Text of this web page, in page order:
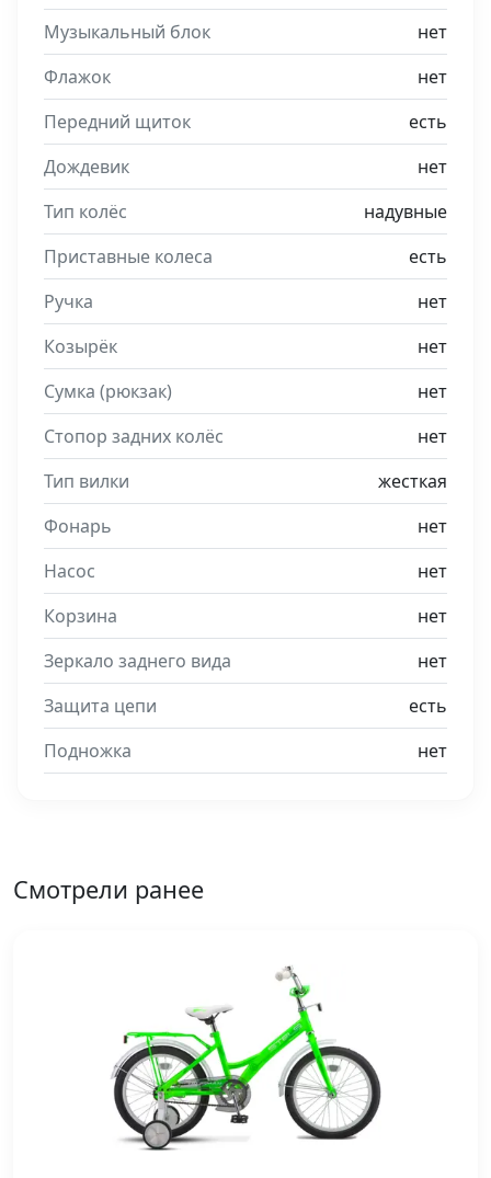
Музыкальный блок
нет
Флажок
нет
Передний щиток
есть
Дождевик
нет
Тип колёс
надувные
Приставные колеса
есть
Ручка
нет
Козырёк
нет
Сумка (рюкзак)
нет
Стопор задних колёс
нет
Тип вилки
жесткая
Фонарь
нет
Насос
нет
Корзина
нет
Зеркало заднего вида
нет
Защита цепи
есть
Подножка
нет
Смотрели ранее